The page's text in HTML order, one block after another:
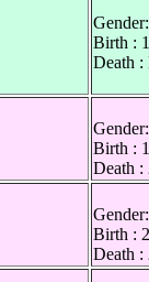
Birth :
Death :
Birth :
Death :
Birth :
Death :